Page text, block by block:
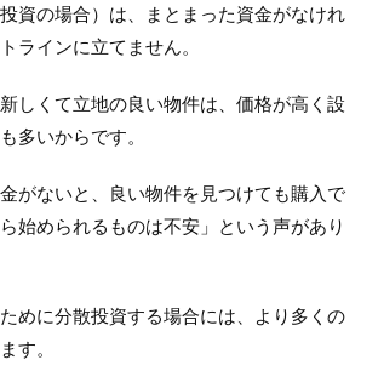
資の場合）は、まとまった資金がなけれ
ラインに立てません。
しくて立地の良い物件は、価格が高く設
多いからです。
がないと、良い物件を見つけても購入で
始められるものは不安」という声があり
めに分散投資する場合には、より多くの
す。